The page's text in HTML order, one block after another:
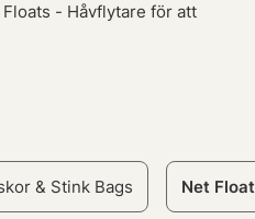
- Håvflytare för att
smarta lilla flytkropp träs
& Stink Bags Net